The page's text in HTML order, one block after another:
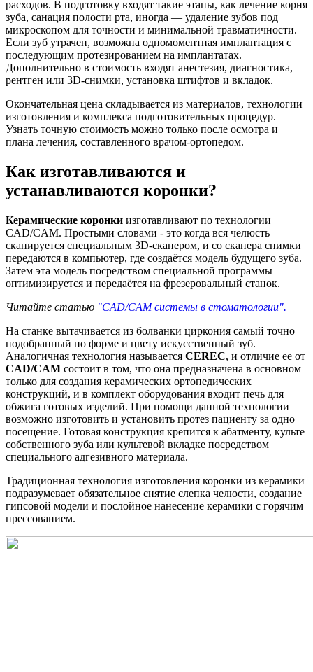
расходов. В подготовку входят такие этапы, как лечение корня
зуба, санация полости рта, иногда — удаление зубов под
микроскопом для точности и минимальной травматичности.
Если зуб утрачен, возможна одномоментная имплантация с
последующим протезированием на имплантатах.
Дополнительно в стоимость входят анестезия, диагностика,
рентген или 3D-снимки, установка штифтов и вкладок.
Окончательная цена складывается из материалов, технологии
изготовления и комплекса подготовительных процедур.
Узнать точную стоимость можно только после осмотра и
плана лечения, составленного врачом-ортопедом.
Как изготавливаются и
устанавливаются коронки?
Керамические коронки изготавливают по технологии
CAD/CAM. Простыми словами - это когда вся челюсть
сканируется специальным 3D-сканером, и со сканера снимки
передаются в компьютер, где создаётся модель будущего зуба.
Затем эта модель посредством специальной программы
оптимизируется и передаётся на фрезеровальный станок.
Читайте статью "CAD/CAM системы в стоматологии".
На станке вытачивается из болванки циркония самый точно
подобранный по форме и цвету искусственный зуб.
Аналогичная технология называется CEREC, и отличие ее от
CAD/CAM состоит в том, что она предназначена в основном
только для создания керамических ортопедических
конструкций, и в комплект оборудования входит печь для
обжига готовых изделий. При помощи данной технологии
возможно изготовить и установить протез пациенту за одно
посещение. Готовая конструкция крепится к абатменту, культе
собственного зуба или культевой вкладке посредством
специального адгезивного материала.
Традиционная технология изготовления коронки из керамики
подразумевает обязательное снятие слепка челюсти, создание
гипсовой модели и послойное нанесение керамики с горячим
прессованием.